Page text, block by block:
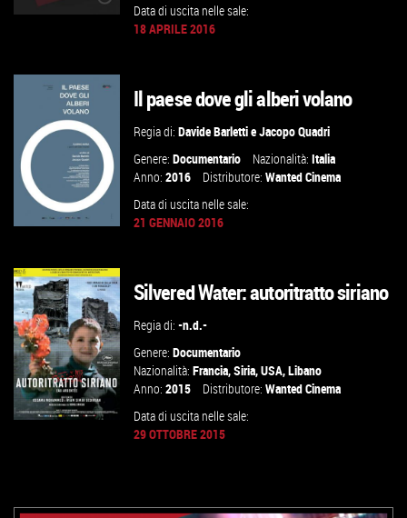
GUARDA IL TRAILER
VAI ALLA SCHEDA
Data di uscita nelle sale:
18 APRILE 2016
GUARDA IL TRAILER
VAI ALLA SCHEDA
Il paese dove gli alberi volano
Regia di:Davide BarlettieJacopo Quadri
Genere:Documentario Nazionalità:Italia
Anno:2016 Distributore:Wanted Cinema
Data di uscita nelle sale:
21 GENNAIO 2016
Silvered Water: autoritratto siriano
Regia di:-n.d.-
Genere:Documentario
Nazionalità:Francia,Siria,USA,Libano
Anno:2015 Distributore:Wanted Cinema
Data di uscita nelle sale:
29 OTTOBRE 2015